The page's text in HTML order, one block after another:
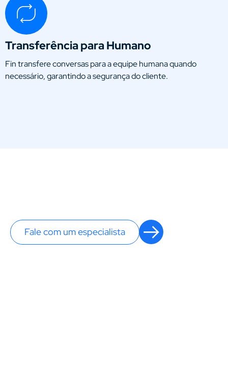
Transferência para Humano
Fin transfere conversas para a equipe humana quando
necessário, garantindo a segurança do cliente.
Fale com um especialista